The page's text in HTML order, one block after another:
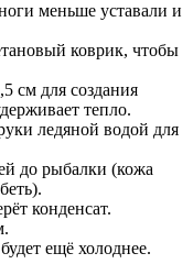
меньше уставали и
коврик, чтобы
см для создания
тепло.
ледяной водой для
до рыбалки (кожа
конденсат.
ещё холоднее.